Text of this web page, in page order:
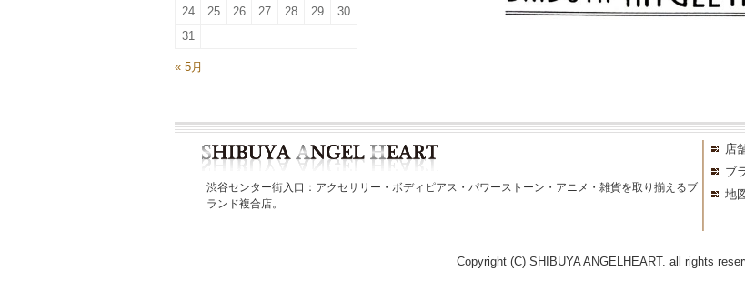
24
25 26 27 28 29
30
31
« 5月
渋谷センター街入口：アクセサリー・ボディピアス・パワーストーン・アニメ・雑貨を取り揃えるブ
ランド複合店。
店
ブ
地
Copyright (C) SHIBUYA ANGELHEART. all rights